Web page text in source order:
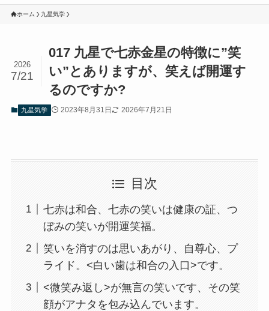
ホーム 九星気学
017 九星で七赤金星の特徴に”笑
い”とありますが、笑えば開運す
るのですか?
2026
7/21
九星気学 2023年8月31日 2026年7月21日
目次
七赤は和合、七赤の笑いは健康の証、つ
ぼみの笑いが開運笑福。
笑いを消すのは思いあがり、自尊心、プ
ライド。<白い歯は和合の入口>です。
<微笑み返し>が無言の笑いです、その笑
顔がアナタを包み込んでいます。